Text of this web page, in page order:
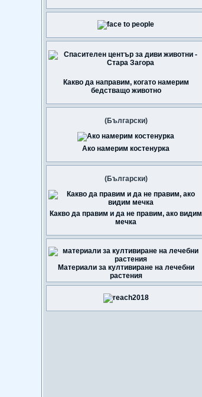
Какво да направим, когато намерим
бедстващо животно
(Български)
Ако намерим костенурка
(Български)
Какво да правим и да не правим, ако видим
мечка
Материали за култивиране на лечебни
растения